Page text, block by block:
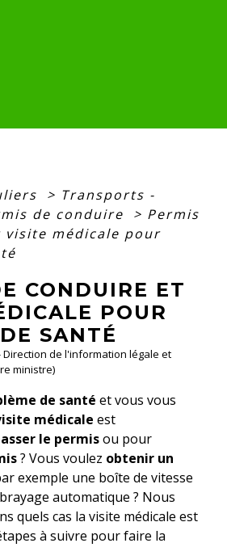
> Transports -
de conduire > Permis
visite médicale pour
CONDUIRE ET
POUR
SANTÉ
Direction de l'information légale et
ministre)
de santé et vous vous
médicale est
le permisou pour
? Vous voulez obtenir un
exemple une boîte de vitesse
automatique ? Nous
quels cas la visite médicale est
à suivre pour faire la